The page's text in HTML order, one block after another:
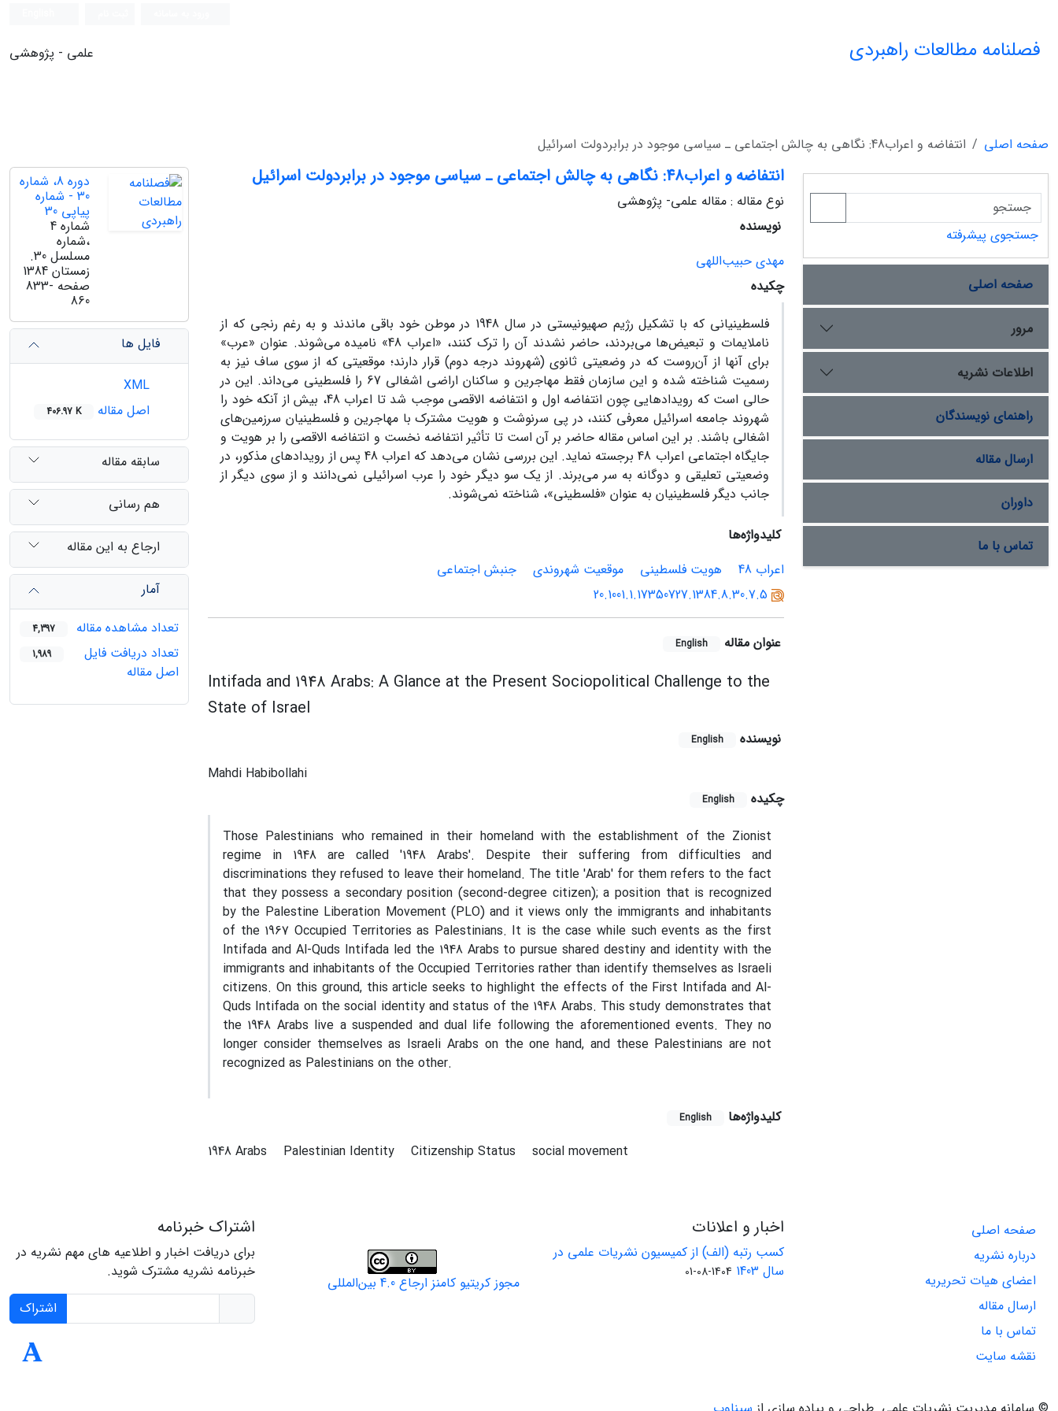
فصلنامه مطالعات راهبردی علمی - پژوهشی
صفحه اصلی انتفاضه و اعراب48: نگاهی به چالش اجتماعی ـ سیاسی موجود در برابردولت اسرائیل
انتفاضه و اعراب48: نگاهی به چالش اجتماعی ـ سیاسی موجود در برابردولت اسرائیل
نوع مقاله : مقاله علمی- پژوهشی
نویسنده
مهدی حبیب‌اللهی
چکیده
فلسطینیانی که با تشکیل رژیم صهیونیستی در سال 1948 در موطن خود باقی ماندند و به رغم رنجی که از
ناملایمات و تبعیض‌ها می‌بردند، حاضر نشدند آن را ترک کنند، «اعراب 48» نامیده می‌شوند. عنوان «عرب»
برای آنها از آن‌روست که در وضعیتی ثانوی (شهروند درجه دوم) قرار دارند؛ موقعیتی که از سوی ساف نیز به
رسمیت شناخته شده و این سازمان فقط مهاجرین و ساکنان اراضی اشغالی 67 را فلسطینی می‌داند. این در
حالی است که رویدادهایی چون انتفاضه اول و انتفاضه الاقصی موجب شد تا اعراب 48، بیش از آنکه خود را
شهروند جامعه اسرائیل معرفی کنند، در پی سرنوشت و هویت مشترک با مهاجرین و فلسطینیان سرزمین‌های
اشغالی باشند. بر این اساس مقاله حاضر بر آن است تا تأثیر انتفاضه نخست و انتفاضه الاقصی را بر هویت و
جایگاه اجتماعی اعراب 48 برجسته نماید. این بررسی نشان می‌دهد که اعراب 48 پس از رویدادهای مذکور، در
وضعیتی تعلیقی و دوگانه به سر می‌برند. از یک سو دیگر خود را عرب اسرائیلی نمی‌دانند و از سوی دیگر از
جانب دیگر فلسطینیان به عنوان «فلسطینی»، شناخته نمی‌شوند.
کلیدواژه‌ها
اعراب 48
هویت فلسطینی موقعیت شهروندی
جنبش اجتماعی
20.1001.1.17350727.1384.8.30.7.5
عنوان مقاله English
Intifada and 1948 Arabs: A Glance at the Present Sociopolitical Challenge to the
State of Israel
نویسنده English
Mahdi Habibollahi
چکیده
English
Those Palestinians who remained in their homeland with the establishment of the Zionist
regime in 1948 are called '1948 Arabs'. Despite their suffering from difficulties and
discriminations they refused to leave their homeland. The title 'Arab' for them refers to the fact
that they possess a secondary position (second-degree citizen); a position that is recognized
by the Palestine Liberation Movement (PLO) and it views only the immigrants and inhabitants
of the 1967 Occupied Territories as Palestinians. It is the case while such events as the first
Intifada and Al-Quds Intifada led the 1948 Arabs to pursue shared destiny and identity with the
immigrants and inhabitants of the Occupied Territories rather than identify themselves as Israeli
citizens. On this ground, this article seeks to highlight the effects of the First Intifada and Al-
Quds Intifada on the social identity and status of the 1948 Arabs. This study demonstrates that
the 1948 Arabs live a suspended and dual life following the aforementioned events. They no
longer consider themselves as Israeli Arabs on the one hand, and these Palestinians are not
recognized as Palestinians on the other.
کلیدواژه‌ها English
1948 Arabs Palestinian Identity Citizenship Status social movement
دوره 8، شماره
30 - شماره
پیاپی 30
شماره 4
،شماره
مسلسل 30.
زمستان 1384
صفحه 833-
860
فایل ها
اصل مقاله
406.97 K
سابقه مقاله
هم رسانی
ارجاع به این مقاله
آمار
تعداد مشاهده مقاله
4,397
تعداد دریافت فایل
اصل مقاله
1,989
جستجوی پیشرفته
صفحه اصلی
مرور
اطلاعات نشریه
راهنمای نویسندگان
ارسال مقاله
داوران
تماس با ما
صفحه اصلی
درباره نشریه
اعضای هیات تحریریه
ارسال مقاله
تماس با ما
نقشه سایت
اخبار و اعلانات
کسب رتبه (الف) از کمیسیون نشریات علمی در
سال 1403
1404-08-01
مجوز کریتیو کامنز ارجاع 4.0 بین‌المللی
اشتراک خبرنامه
برای دریافت اخبار و اطلاعیه های مهم نشریه در
خبرنامه نشریه مشترک شوید.
اشتراک